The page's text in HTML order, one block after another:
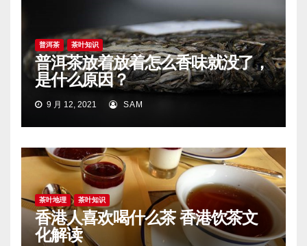
普洱茶 茶叶知识
普洱茶放着放着怎么香味就没了，
是什么原因？
9 月 12, 2021 SAM
茶叶地理 茶叶知识
香港人喜欢喝什么茶 香港饮茶文
化解读